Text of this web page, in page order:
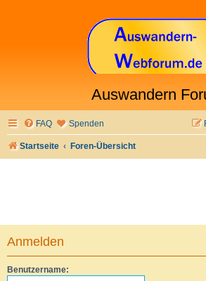
Auswandern
FAQ Spenden
Startseite Foren-Übersicht
Anmelden
Benutzername: